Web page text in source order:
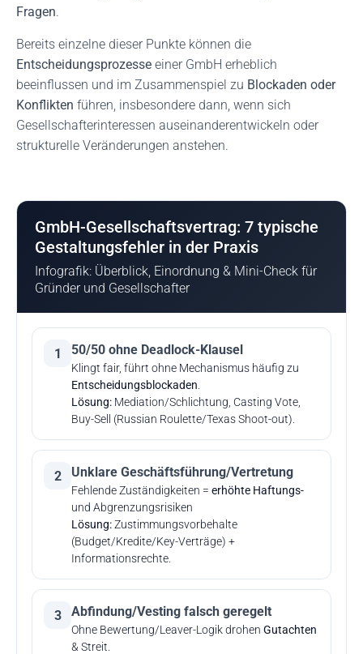
Fragen.
Bereits einzelne dieser Punkte können die
Entscheidungsprozesse einer GmbH erheblich
beeinflussen und im Zusammenspiel zu Blockaden oder
Konflikten führen, insbesondere dann, wenn sich
Gesellschafterinteressen auseinanderentwickeln oder
strukturelle Veränderungen anstehen.
GmbH-Gesellschaftsvertrag: 7 typische
Gestaltungsfehler in der Praxis
Infografik: Überblick, Einordnung & Mini-Check für
Gründer und Gesellschafter
1 50/50 ohne Deadlock-Klausel
Klingt fair, führt ohne Mechanismus häufig zu
Entscheidungsblockaden
Lösung: Mediation/Schlichtung, Casting Vote,
Buy-Sell (Russian Roulette/Texas Shoot-out).
2 Unklare Geschäftsführung/Vertretung
Fehlende Zuständigkeiten = erhöhte Haftungs-
und Abgrenzungsrisiken
Lösung:Zustimmungsvorbehalte
(Budget/Kredite/Key-Verträge) +
Informationsrechte.
3 Abfindung/Vesting falsch geregelt
Ohne Bewertung/Leaver-Logik drohen Gutachten
& Streit.